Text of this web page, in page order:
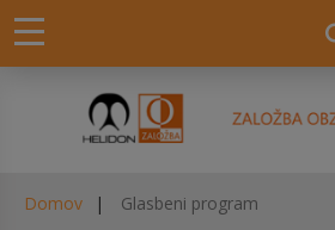
Domov Glasbeni program